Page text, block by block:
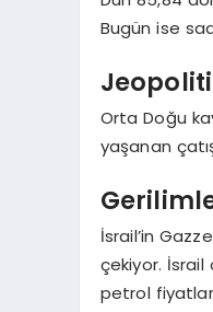
Bugün ise
Orta Doğu
yaşanan
İsrail’in
çekiyor. İsrail
petrol